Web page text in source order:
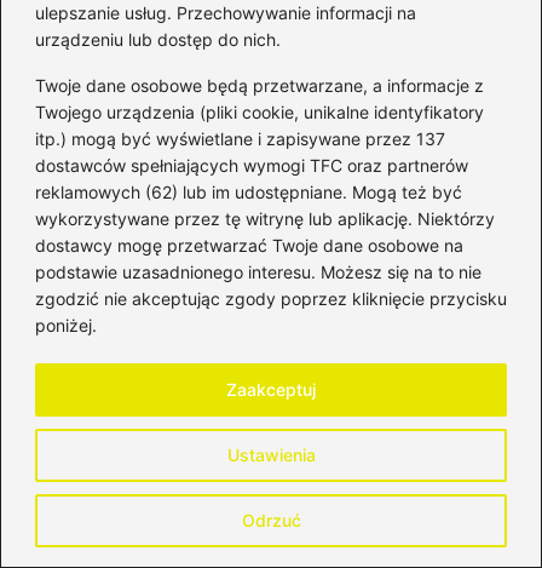
ulepszanie usług. Przechowywanie informacji na
urządzeniu lub dostęp do nich.
Twoje dane osobowe będą przetwarzane, a informacje z
Twojego urządzenia (pliki cookie, unikalne identyfikatory
itp.) mogą być wyświetlane i zapisywane przez 137
dostawców spełniających wymogi TFC oraz partnerów
reklamowych (62) lub im udostępniane. Mogą też być
wykorzystywane przez tę witrynę lub aplikację. Niektórzy
dostawcy mogę przetwarzać Twoje dane osobowe na
podstawie uzasadnionego interesu. Możesz się na to nie
zgodzić nie akceptując zgody poprzez kliknięcie przycisku
poniżej.
Ustawienia
Odrzuć
Zaakceptuj
←
Jak wybrać kredyt na 30 tys. z korzystnym
→
Rentowność aktywów a zyski firmy: Klucz do
zwiększenia efektywności przedsiębiorstwa
Dodaj komentarz
Twój adres email nie zostanie opublikowany.
Wymagane pola są oznaczone